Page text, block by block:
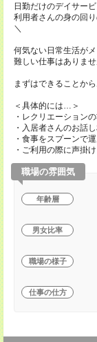
日勤だけのデイサー
利用者さんの身の回
＼
何気ない日常生活がメ
難しい仕事はありませ
まずはできることか
＜具体的には…＞
・レクリエーション
・入居者さんのお話
・食事をスプーンで
・ご利用の際に声掛
職場の雰囲気
年齢層
男女比率
職場の様子
仕事の仕方